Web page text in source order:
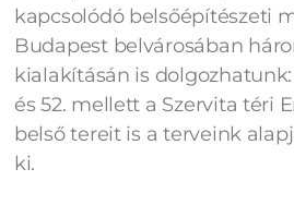
kapcsolódó belsőépítészeti
Budapest belvárosában
kialakításán is dolgozhatunk:
és 52. mellett a Szervita téri
belső tereit is a terveink
ki.